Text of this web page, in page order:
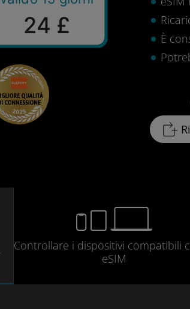
24 £
È
Controllare i dispositivi compatibili
eSIM